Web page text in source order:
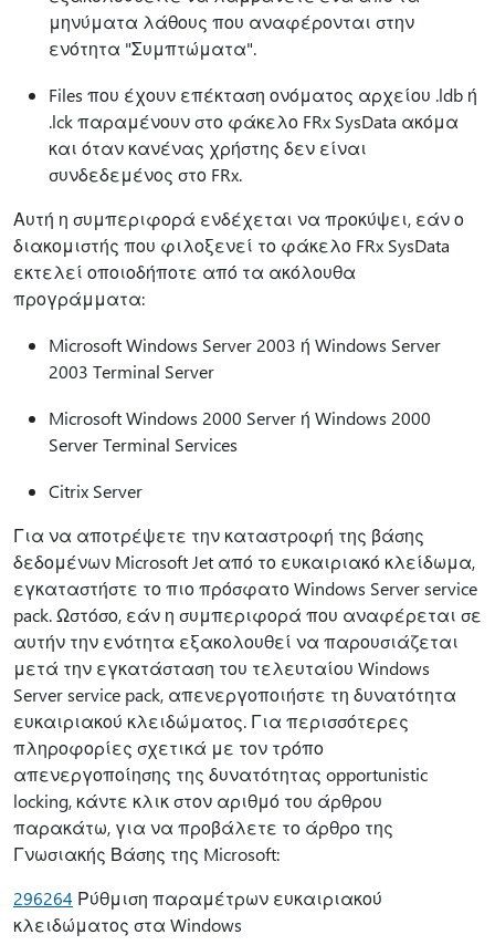
μηνύματα λάθους που αναφέρονται στην
ενότητα "Συμπτώματα".
Files που έχουν επέκταση ονόματος αρχείου .ldb ή
.lck παραμένουν στο φάκελο FRx SysData ακόμα
και όταν κανένας χρήστης δεν είναι
συνδεδεμένος στο FRx.
Αυτή η συμπεριφορά ενδέχεται να προκύψει, εάν ο
διακομιστής που φιλοξενεί το φάκελο FRx SysData
εκτελεί οποιοδήποτε από τα ακόλουθα
προγράμματα:
Microsoft Windows Server 2003 ή Windows Server
2003 Terminal Server
Microsoft Windows 2000 Server ή Windows 2000
Server Terminal Services
Citrix Server
Για να αποτρέψετε την καταστροφή της βάσης
δεδομένων Microsoft Jet από το ευκαιριακό κλείδωμα,
εγκαταστήστε το πιο πρόσφατο Windows Server service
pack. Ωστόσο, εάν η συμπεριφορά που αναφέρεται σε
αυτήν την ενότητα εξακολουθεί να παρουσιάζεται
μετά την εγκατάσταση του τελευταίου Windows
Server service pack, απενεργοποιήστε τη δυνατότητα
ευκαιριακού κλειδώματος. Για περισσότερες
πληροφορίες σχετικά με τον τρόπο
απενεργοποίησης της δυνατότητας opportunistic
locking, κάντε κλικ στον αριθμό του άρθρου
παρακάτω, για να προβάλετε το άρθρο της
Γνωσιακής Βάσης της Microsoft:
296264 Ρύθμιση παραμέτρων ευκαιριακού
κλειδώματος στα Windows